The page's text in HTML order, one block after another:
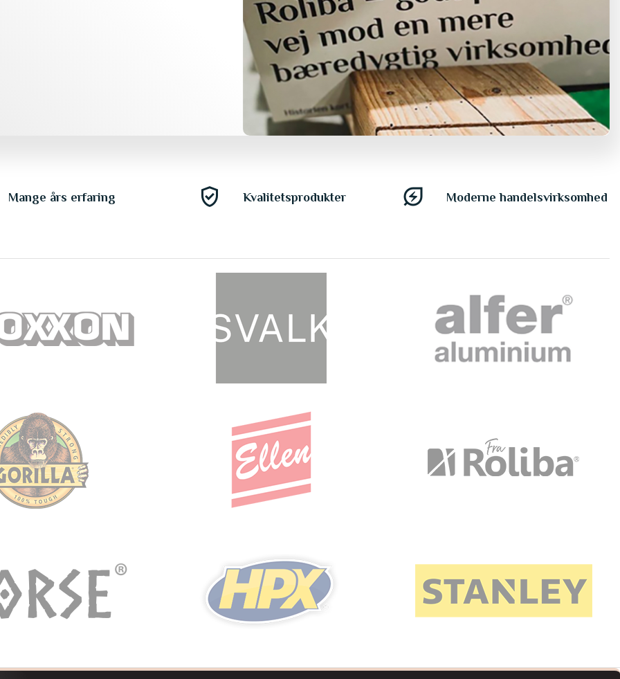
Mange års erfaring gpp_good Kvalitetsprodukter energy_savings_leaf Moderne handelsvirksomhed